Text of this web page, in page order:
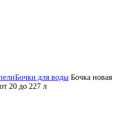
Бочки для воды Бочка новая
20 до 227 л